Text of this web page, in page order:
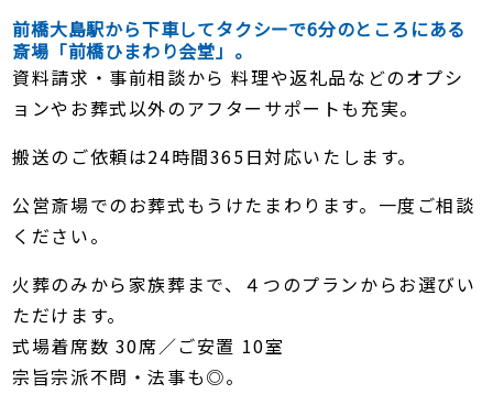
前橋大島駅から下車してタクシーで6分のところにある
斎場「前橋ひまわり会堂」。
資料請求・事前相談から 料理や返礼品などのオプシ
ョンやお葬式以外のアフターサポートも充実。
搬送のご依頼は24時間365日対応いたします。
公営斎場でのお葬式もうけたまわります。一度ご相談
ください。
火葬のみから家族葬まで、４つのプランからお選びい
ただけます。
式場着席数 30席／ご安置 10室
宗旨宗派不問・法事も◎。